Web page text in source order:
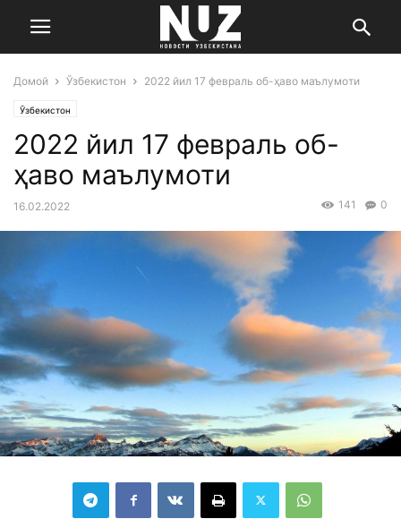
Домой Ўзбекистон 2022 йил 17 февраль об-ҳаво маълумоти
Ўзбекистон
2022 йил 17 февраль об-
ҳаво маълумоти
16.02.2022 0
141